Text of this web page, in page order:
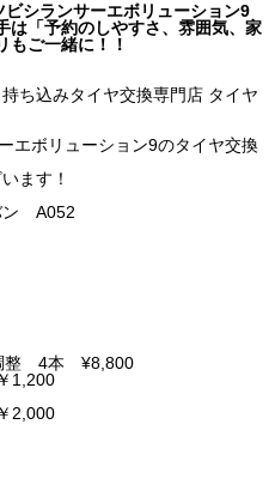
シランサーエボリューション9
は「予約のしやすさ、雰囲気、家
もご一緒に！！
ち込みタイヤ交換専門店‬ タイヤ
エボリューション9のタイヤ交換
ます！
ン A052
整 4本 ¥8,800
1,200
2,000